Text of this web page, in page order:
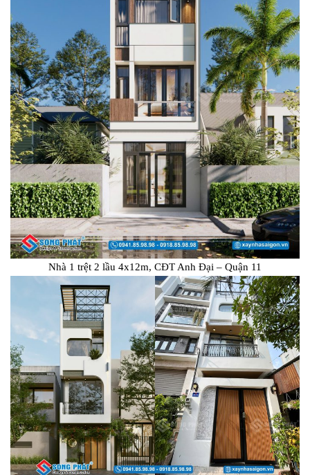
Nhà 1 trệt 2 lầu 4x12m, CĐT Anh Đại – Quận 11